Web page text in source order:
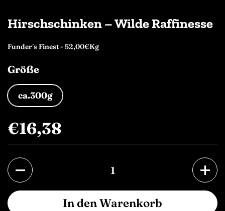
Hirschschinken – Wilde Raffinesse
Funder´s Finest - 52,00€Kg
Größe
ca.300g
€16,38
Anzahl
In den Warenkorb